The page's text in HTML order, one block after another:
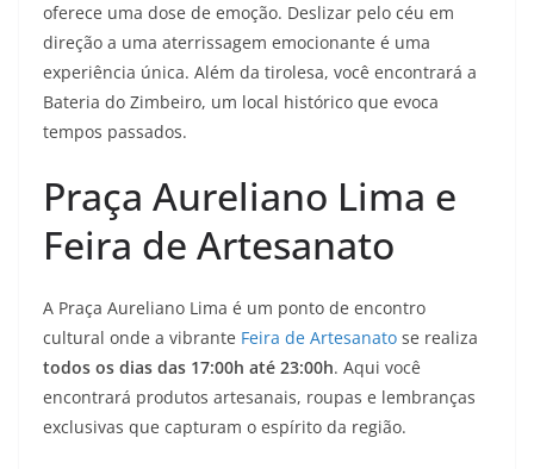
oferece uma dose de emoção. Deslizar pelo céu em
direção a uma aterrissagem emocionante é uma
experiência única. Além da tirolesa, você encontrará a
Bateria do Zimbeiro, um local histórico que evoca
tempos passados.
Praça Aureliano Lima e
Feira de Artesanato
A Praça Aureliano Lima é um ponto de encontro
cultural onde a vibrante Feira de Artesanato se realiza
todos os dias das 17:00h até 23:00h. Aqui você
encontrará produtos artesanais, roupas e lembranças
exclusivas que capturam o espírito da região.